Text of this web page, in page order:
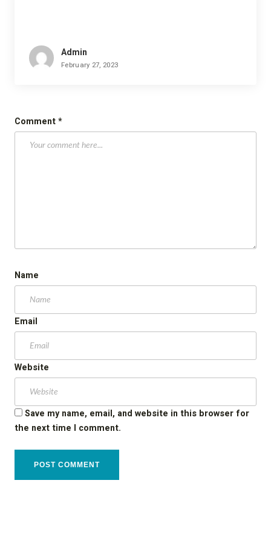
Admin
February 27, 2023
Comment*
Name
Email
Website
Save my name, email, and website in this browser for
the next time I comment.